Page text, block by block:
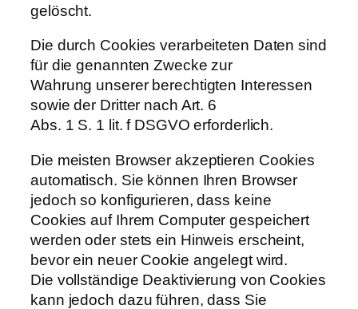
gelöscht.
Die durch Cookies verarbeiteten Daten sind
für die genannten Zwecke zur
Wahrung unserer berechtigten Interessen
sowie der Dritter nach Art. 6
Abs. 1 S. 1 lit. f DSGVO erforderlich.
Die meisten Browser akzeptieren Cookies
automatisch. Sie können Ihren Browser
jedoch so konfigurieren, dass keine
Cookies auf Ihrem Computer gespeichert
werden oder stets ein Hinweis erscheint,
bevor ein neuer Cookie angelegt wird.
Die vollständige Deaktivierung von Cookies
kann jedoch dazu führen, dass Sie